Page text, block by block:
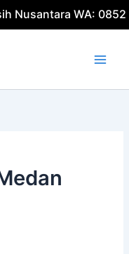
Nusantara WA: